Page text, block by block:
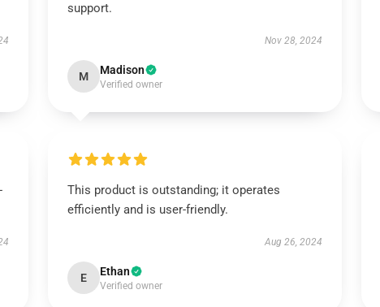
support.
Nov 28, 2024
M Madison
Verified owner
This product is outstanding; it operates
efficiently and is user-friendly.
Aug 26, 2024
E Ethan
Verified owner